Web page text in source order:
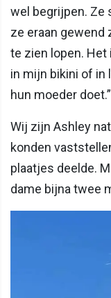
wel begrijpen. Ze
ze eraan gewend
te zien lopen. Het
in mijn bikini of in
hun moeder doet.”
Wij zijn Ashley
konden
plaatjes deelde.
dame bijna twee